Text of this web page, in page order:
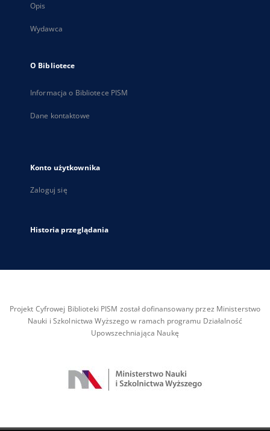
Opis
Wydawca
O Bibliotece
Informacja o Bibliotece PISM
Dane kontaktowe
Konto użytkownika
Zaloguj się
Historia przeglądania
Projekt Cyfrowej Biblioteki PISM został dofinansowany przez Ministerstwo
Nauki i Szkolnictwa Wyższego w ramach programu Działalność
Upowszechniająca Naukę